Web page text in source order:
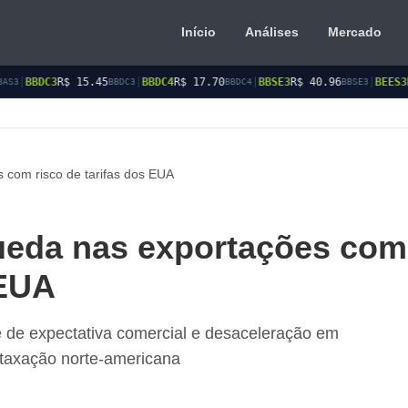
Início Análises Mercado
BBDC3|BBDC4 R$ 17.70BBDC4|BBSE3 R$ 40.96BBSE3|BEES3 R$ 8.77BEES3|
com risco de tarifas dos EUA
nas exportações com
expectativa comercial e desaceleração em
norte-americana